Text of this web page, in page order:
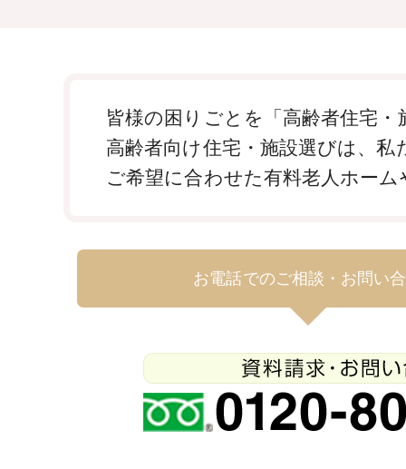
皆様の困りごとを「高齢者住宅
高齢者向け住宅・施設選びは、
ご希望に合わせた有料老人ホー
お電話でのご相談・お問い